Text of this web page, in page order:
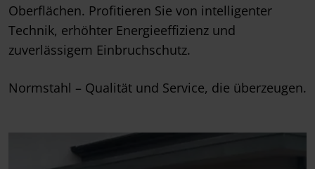
Oberflächen. Profitieren Sie von intelligenter
Technik, erhöhter Energieeffizienz und
zuverlässigem Einbruchschutz.
Normstahl – Qualität und Service, die überzeugen.